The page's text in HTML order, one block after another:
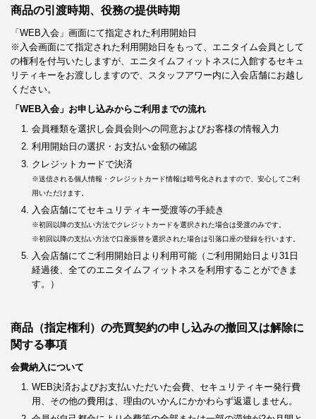
商品の引渡時期、役務の提供時期
「WEB入会」画面にて指定された利用開始日
※入会画面にて指定された利用開始日をもって、エニタイム会員として
の権利を付与いたしますが、エニタイムフィットネスに入館するセキュ
リティキーをお渡ししますので、スタッフアワー内に入会店舗にお越し
ください。
「WEB入会」お申し込みからご利用までの流れ
会員種類を選択し会員会則への同意およびお客様の情報入力
利用開始日の選択・お支払い金額の確認
クレジットカードで決済
※送信される個人情報・クレジットカード情報は暗号化されますので、安心してご利
用いただけます。
入会店舗にてセキュリティキー受渡等の手続き
※初回以降の支払い方法でクレジットカードを選択された場合は受渡のみです。
※初回以降の支払い方法で口座振替を選択された場合は引落口座の登録を行います。
入会店舗にてご利用開始日より利用可能（ご利用開始日より31日
経過後、全てのエニタイムフィットネスを利用することができま
す。）
商品（指定権利）の売買契約の申し込みの撤回又は解除に
関する事項
会費納入について
WEB決済およびお支払いただいた会費、セキュリティキー発行費
用、その他の費用は、理由のいかんにかかわらず返還しません。